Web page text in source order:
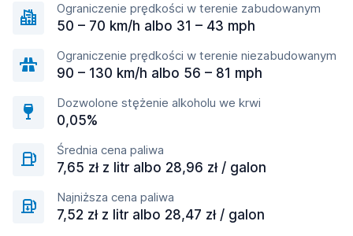
Ograniczenie prędkości w terenie zabudowanym
50 – 70 km/h albo 31 – 43 mph
Ograniczenie prędkości w terenie niezabudowanym
90 – 130 km/h albo 56 – 81 mph
Dozwolone stężenie alkoholu we krwi
0,05%
Średnia cena paliwa
7,65 zł z litr albo 28,96 zł / galon
Najniższa cena paliwa
7,52 zł z litr albo 28,47 zł / galon